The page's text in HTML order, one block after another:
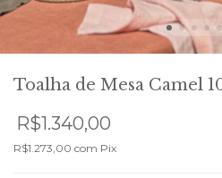
Toalha de Mesa Camel
R$1.340,00
R$1.273,00 com Pix